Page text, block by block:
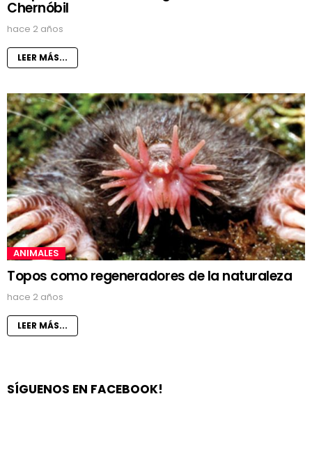
Chernóbil
hace 2 años
LEER MÁS...
ANIMALES
Topos como regeneradores de la naturaleza
hace 2 años
LEER MÁS...
SÍGUENOS EN FACEBOOK!